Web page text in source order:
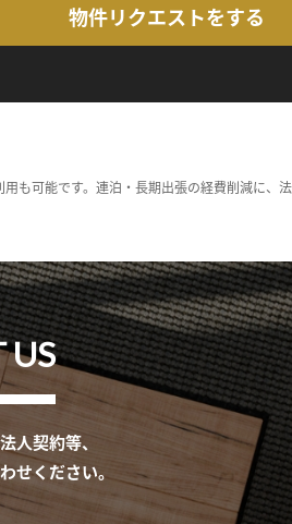
物件リクエストをする
も可能です。連泊・長期出張の経費削減に、
US
人契約等、
せください。